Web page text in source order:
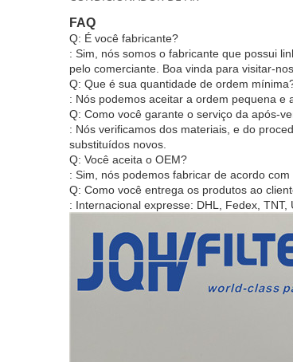
FAQ
Q: É você fabricante?
: Sim, nós somos o fabricante que possui
pelo comerciante. Boa vinda para visitar-nos.
Q: Que é sua quantidade de ordem
: Nós podemos aceitar a ordem pequena e
Q: Como você garante o serviço da após-
: Nós verificamos dos materiais, e do
substituídos novos.
Q: Você aceita o OEM?
: Sim, nós podemos fabricar de acordo com
Q: Como você entrega os produtos ao
: Internacional expresse: DHL, Fedex,